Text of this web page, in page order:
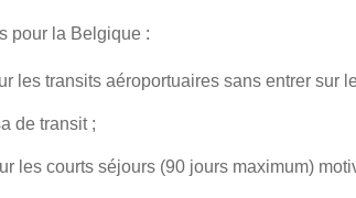
pour la Belgique :
les transits aéroportuaires sans entrer sur
de transit ;
les courts séjours (90 jours maximum)